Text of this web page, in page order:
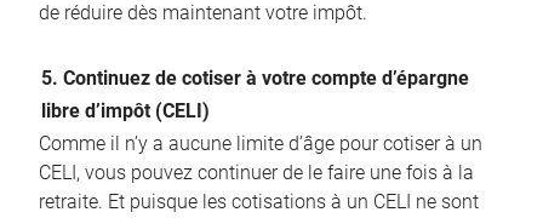
de réduire dès maintenant votre impôt.
5. Continuez de cotiser à votre compte d’épargne
libre d’impôt (CELI)
Comme il n’y a aucune limite d’âge pour cotiser à un
CELI, vous pouvez continuer de le faire une fois à la
retraite. Et puisque les cotisations à un CELI ne sont